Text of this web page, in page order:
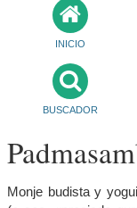
INICIO
BUSCADOR
Monje budista y